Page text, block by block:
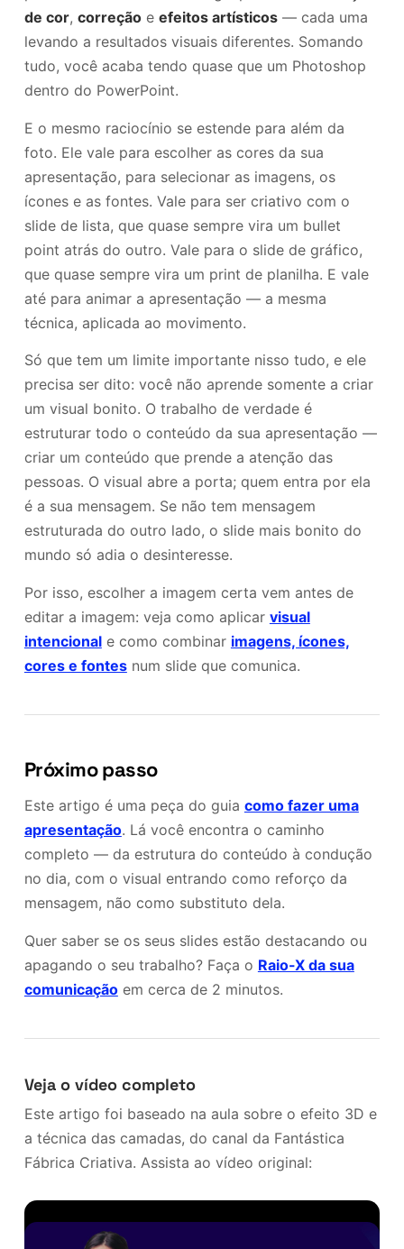
de cor, correçãoe efeitos artísticos— cada uma
levando a resultados visuais diferentes. Somando
tudo, você acaba tendo quase que um Photoshop
dentro do PowerPoint.
E o mesmo raciocínio se estende para além da
foto. Ele vale para escolher as cores da sua
apresentação, para selecionar as imagens, os
ícones e as fontes. Vale para ser criativo com o
slide de lista, que quase sempre vira um bullet
point atrás do outro. Vale para o slide de gráfico,
que quase sempre vira um print de planilha. E vale
até para animar a apresentação — a mesma
técnica, aplicada ao movimento.
Só que tem um limite importante nisso tudo, e ele
precisa ser dito: você não aprende somente a criar
um visual bonito. O trabalho de verdade é
estruturar todo o conteúdo da sua apresentação —
criar um conteúdo que prende a atenção das
pessoas. O visual abre a porta; quem entra por ela
é a sua mensagem. Se não tem mensagem
estruturada do outro lado, o slide mais bonito do
mundo só adia o desinteresse.
Por isso, escolher a imagem certa vem antes de
editar a imagem: veja como aplicar visual
intencionale como combinar imagens, ícones,
cores e fontesnum slide que comunica.
Próximo passo
Este artigo é uma peça do guia como fazer uma
apresentação. Lá você encontra o caminho
completo — da estrutura do conteúdo à condução
no dia, com o visual entrando como reforço da
mensagem, não como substituto dela.
Quer saber se os seus slides estão destacando ou
apagando o seu trabalho? Faça o Raio-X da sua
comunicaçãoem cerca de 2 minutos.
Veja o vídeo completo
Este artigo foi baseado na aula sobre o efeito 3D e
a técnica das camadas, do canal da Fantástica
Fábrica Criativa. Assista ao vídeo original: